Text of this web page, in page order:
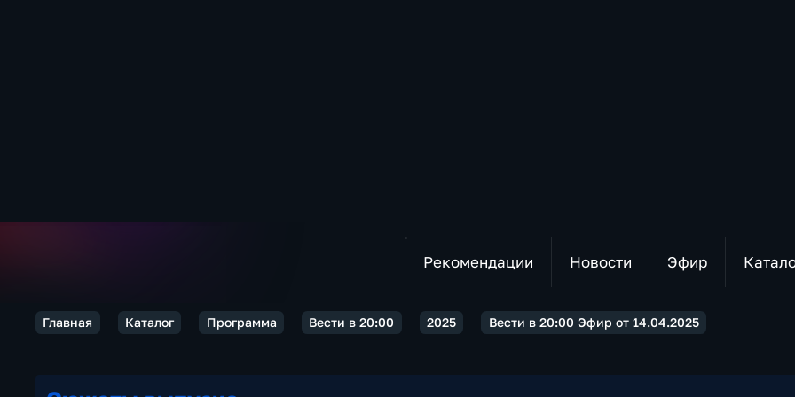
Рекомендации Новости Эфир
Главная Каталог Программа Вести в 20:00 2025 Вести в 20:00 Эфир от 14.04.2025